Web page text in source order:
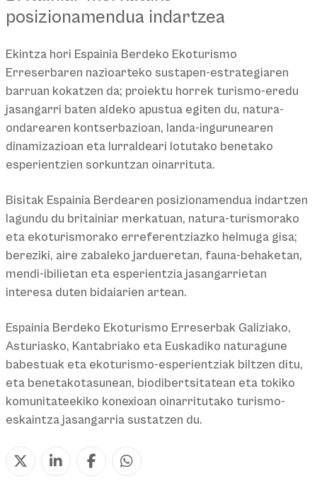
posizionamendua indartzea
Ekintza hori Espainia Berdeko Ekoturismo
Erreserbaren nazioarteko sustapen-estrategiaren
barruan kokatzen da; proiektu horrek turismo-eredu
jasangarri baten aldeko apustua egiten du, natura-
ondarearen kontserbazioan, landa-ingurunearen
dinamizazioan eta lurraldeari lotutako benetako
esperientzien sorkuntzan oinarrituta.
Bisitak Espainia Berdearen posizionamendua indartzen
lagundu du britainiar merkatuan, natura-turismorako
eta ekoturismorako erreferentziazko helmuga gisa;
bereziki, aire zabaleko jardueretan, fauna-behaketan,
mendi-ibilietan eta esperientzia jasangarrietan
interesa duten bidaiarien artean.
Espainia Berdeko Ekoturismo Erreserbak Galiziako,
Asturiasko, Kantabriako eta Euskadiko naturagune
babestuak eta ekoturismo-esperientziak biltzen ditu,
eta benetakotasunean, biodibertsitatean eta tokiko
komunitateekiko konexioan oinarritutako turismo-
eskaintza jasangarria sustatzen du.